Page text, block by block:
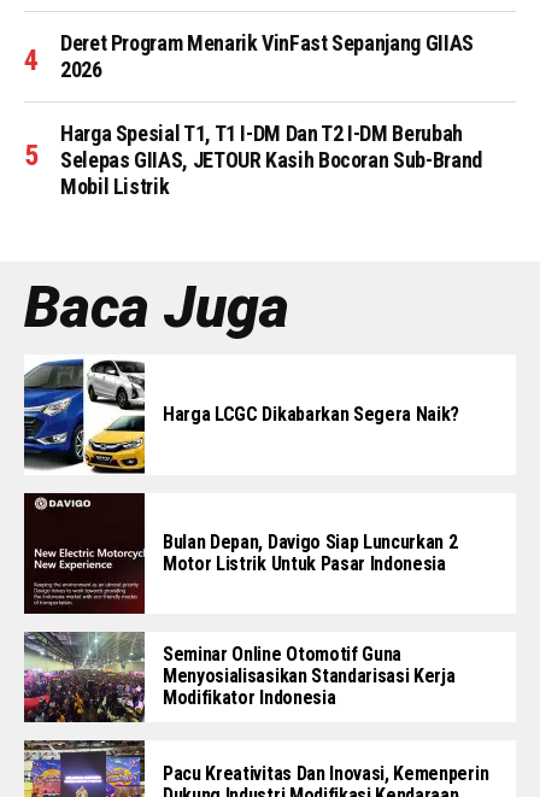
Deret Program Menarik VinFast Sepanjang GIIAS
2026
Harga Spesial T1, T1 I-DM Dan T2 I-DM Berubah
Selepas GIIAS, JETOUR Kasih Bocoran Sub-Brand
Mobil Listrik
Baca Juga
Harga LCGC Dikabarkan Segera Naik?
Bulan Depan, Davigo Siap Luncurkan 2
Motor Listrik Untuk Pasar Indonesia
Seminar Online Otomotif Guna
Menyosialisasikan Standarisasi Kerja
Modifikator Indonesia
Pacu Kreativitas Dan Inovasi, Kemenperin